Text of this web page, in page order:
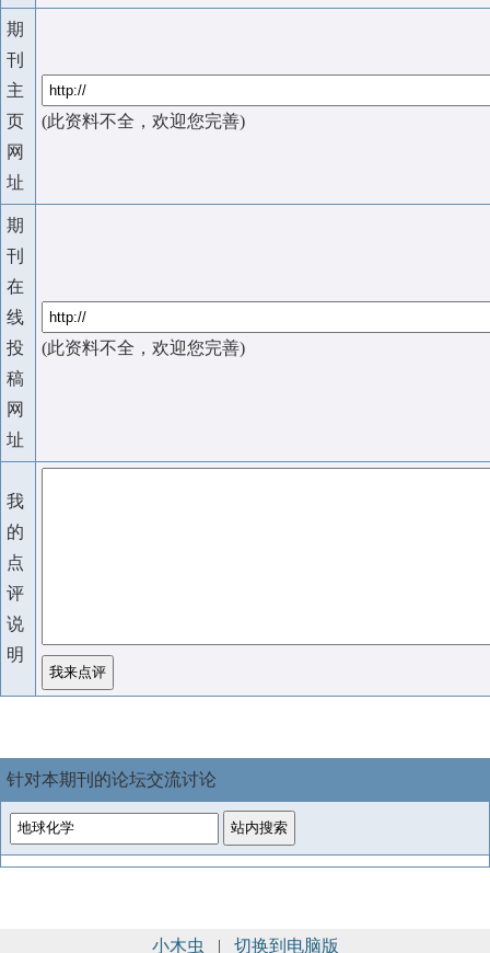
期
刊
主
页
网
址
(此资料不全，欢迎您完善)
期
刊
在
线
投
稿
网
址
(此资料不全，欢迎您完善)
我
的
点
评
说
明
针对本期刊的论坛交流讨论
小木虫 | 切换到电脑版